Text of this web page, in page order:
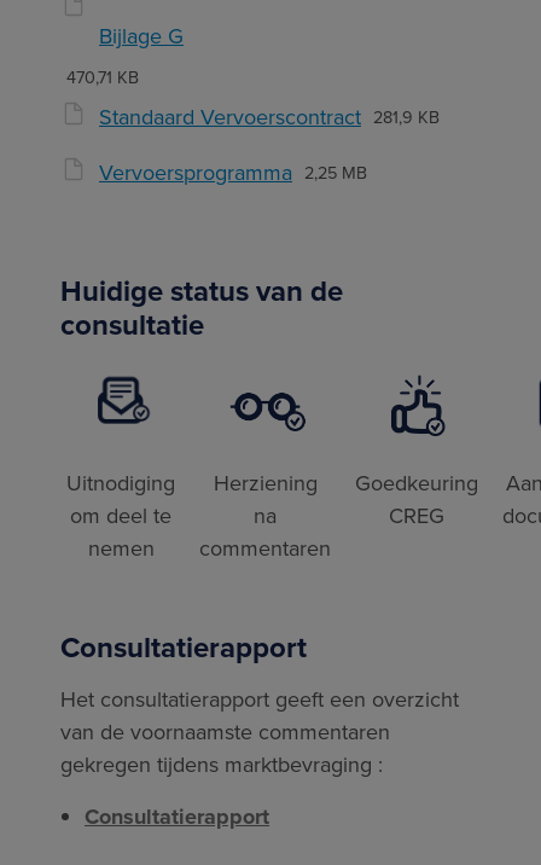
Bijlage G
470,71 KB
Standaard Vervoerscontract 281,9 KB
Vervoersprogramma 2,25 MB
Huidige status van de
consultatie
Uitnodiging
om deel te
nemen
Herziening
na
commentaren
Goedkeuring
CREG
Consultatierapport
Het consultatierapport geeft een overzicht
van de voornaamste commentaren
gekregen tijdens marktbevraging :
Consultatierapport